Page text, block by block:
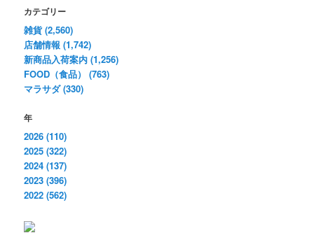
カテゴリー
雑貨 (2,560)
店舗情報 (1,742)
新商品入荷案内 (1,256)
FOOD（食品） (763)
マラサダ (330)
年
2026 (110)
2025 (322)
2024 (137)
2023 (396)
2022 (562)